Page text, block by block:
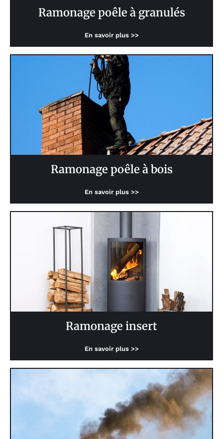
Ramonage poêle à granulés
En savoir plus >>
Ramonage poêle à bois
En savoir plus >>
Ramonage insert
En savoir plus >>